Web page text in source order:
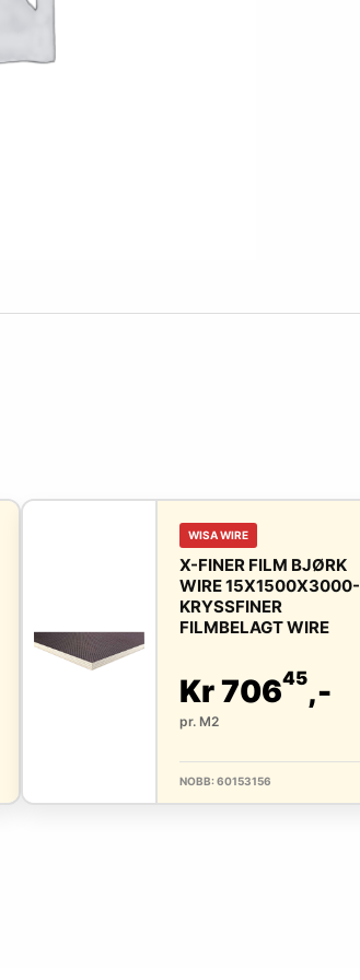
WISA WIRE
X-FINER FILM BJØRK
WIRE 15X1500X3000-
KRYSSFINER
FILMBELAGT WIRE
Kr 70645,-
pr. M2
NOBB: 60153156